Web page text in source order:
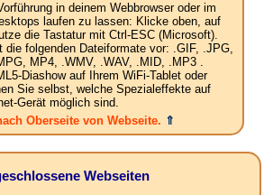
in deinem Webbrowser oder im
laufen zu lassen: Klicke oben, auf
die Tastatur mit Ctrl-ESC (Microsoft).
die folgenden Dateiformate vor: .GIF, .JPG,
MP4, .WMV, .WAV, .MID, .MP3 .
Diashow auf Ihrem WiFi-Tablet oder
Sie selbst, welche Spezialeffekte auf
Gerät möglich sind.
Oberseite von Webseite. ⇑
Webseiten